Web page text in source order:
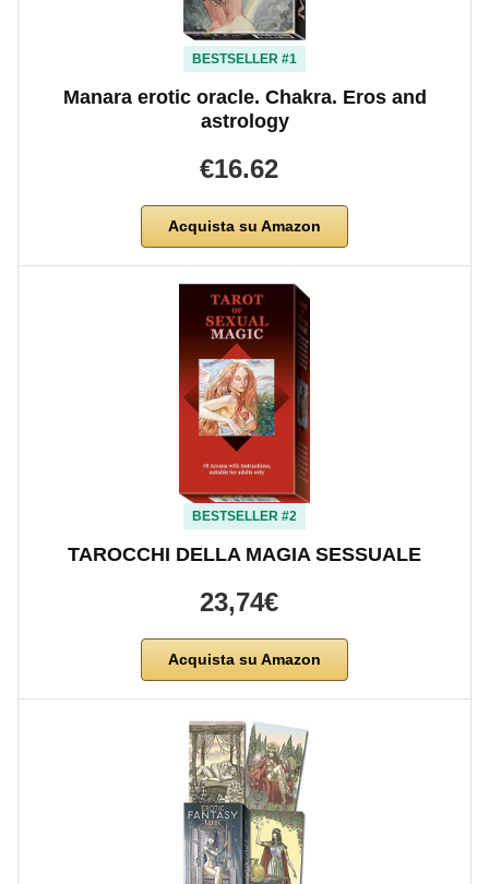
BESTSELLER #1
Manara erotic oracle. Chakra. Eros and
astrology
€16.62
Acquista su Amazon
BESTSELLER #2
TAROCCHI DELLA MAGIA SESSUALE
23,74€
Acquista su Amazon